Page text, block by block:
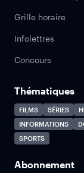
Grille horaire
Infolettres
Concours
Thématiques
FILMS SÉRIES
INFORMATIONS
SPORTS
Abonnement